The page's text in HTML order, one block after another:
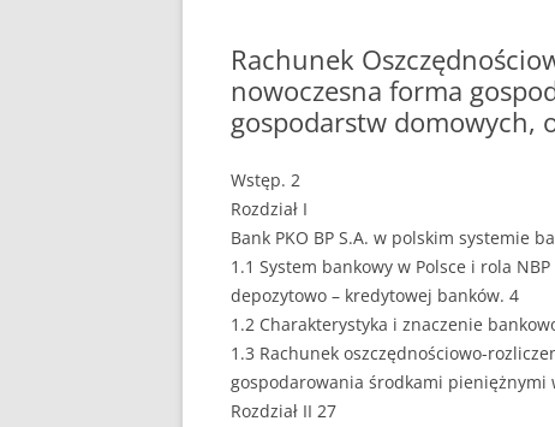
Rachunek
nowoczesna forma
gospodarstw domowych,
Wstęp. 2
Rozdział I
Bank PKO BP S.A. w polskim systemie
1.1 System bankowy w Polsce i rola
depozytowo – kredytowej banków. 4
1.2 Charakterystyka i znaczenie
1.3 Rachunek oszczędnościowo-
gospodarowania środkami pieniężnymi
Rozdział II 27